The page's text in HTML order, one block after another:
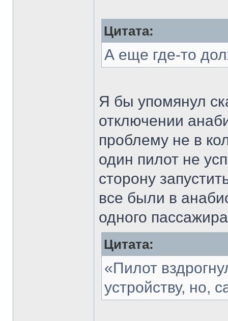
Цитата:
А еще где-то
Я бы упомянул
отключении
проблему не в
один пилот не
сторону
все были в
одного
Цитата:
«Пилот
устройству, но,